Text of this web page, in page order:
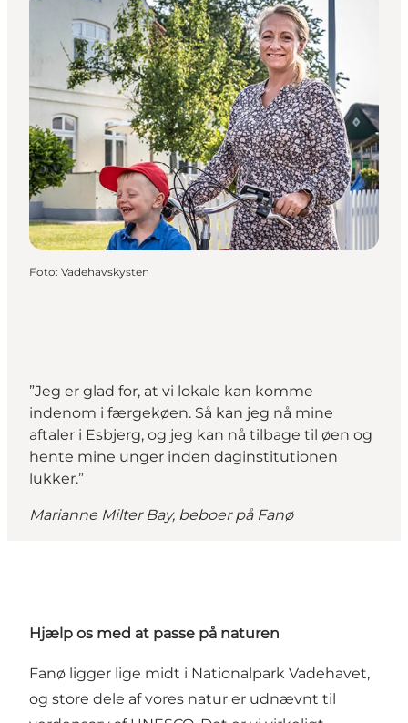
Foto: Vadehavskysten
”Jeg er glad for, at vi lokale kan komme
indenom i færgekøen. Så kan jeg nå mine
aftaler i Esbjerg, og jeg kan nå tilbage til øen og
hente mine unger inden daginstitutionen
lukker.”
Marianne Milter Bay, beboer på Fanø
Hjælp os med at passe på naturen
Fanø ligger lige midt i Nationalpark Vadehavet,
og store dele af vores natur er udnævnt til